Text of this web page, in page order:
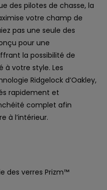
des pilotes de chasse, la
votre champ de
pas une seule des
pour une
la possibilité de
à votre style. Les
Ridgelock d’Oakley,
rapidement et
complet afin
à l’intérieur.
des verres Prizm™